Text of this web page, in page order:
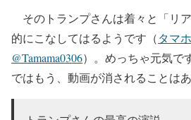
そのトランプさんは着々と「リ
的にこなしてはるようです（タマ
@Tamama0306）。めっちゃ元気で
ではもう、動画が消されることはあ